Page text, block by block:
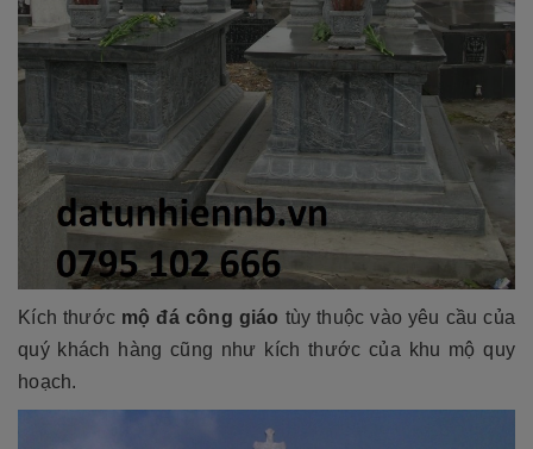
Kích thước mộ đá công giáo tùy thuộc vào yêu cầu của
quý khách hàng cũng như kích thước của khu mộ quy
hoạch.